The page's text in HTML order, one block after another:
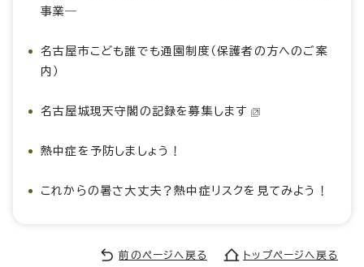
事業―
名古屋市こども誰でも通園制度（保護者の方へのご案
内）
名古屋城現天守閣の記録を募集します
熱中症を予防しましょう！
これからの暑さ大丈夫？熱中症リスクを見てみよう！
前のページへ戻る トップページへ戻る